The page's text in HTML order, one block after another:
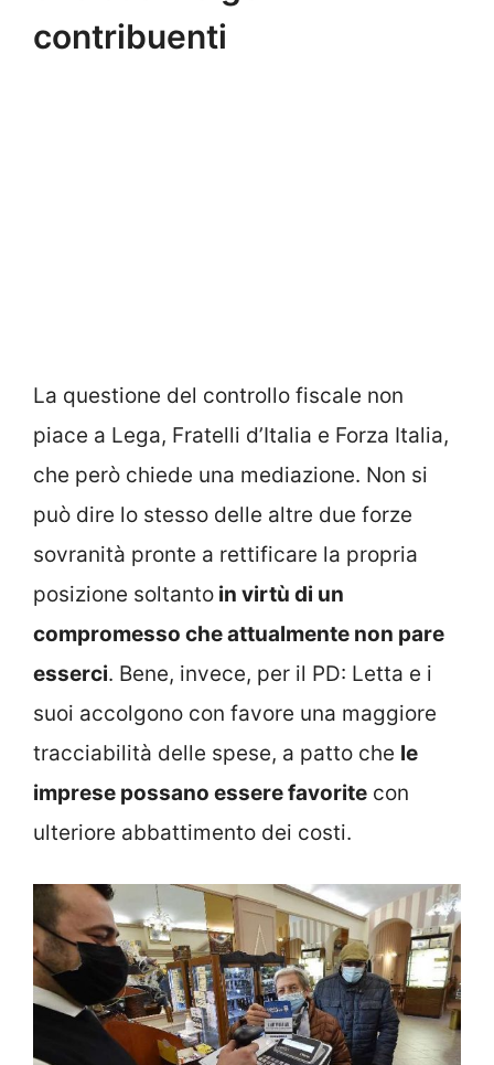
contribuenti
La questione del controllo fiscale non
piace a Lega, Fratelli d’Italia e Forza Italia,
che però chiede una mediazione. Non si
può dire lo stesso delle altre due forze
sovranità pronte a rettificare la propria
posizione soltanto in virtù di un
compromesso che attualmente non pare
esserci. Bene, invece, per il PD: Letta e i
suoi accolgono con favore una maggiore
tracciabilità delle spese, a patto che le
imprese possano essere favorite con
ulteriore abbattimento dei costi.